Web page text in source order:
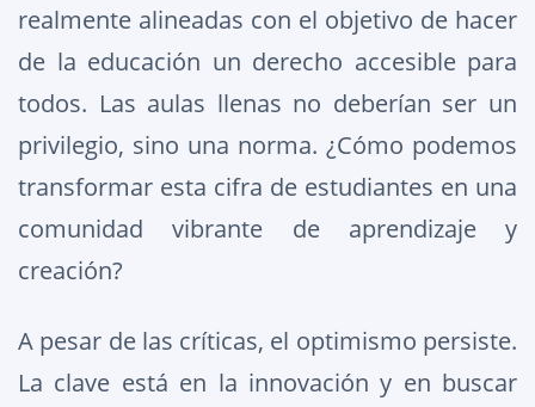
realmente alineadas con el objetivo de hacer
de la educación un derecho accesible para
todos. Las aulas llenas no deberían ser un
privilegio, sino una norma. ¿Cómo podemos
transformar esta cifra de estudiantes en una
comunidad vibrante de aprendizaje y
creación?
A pesar de las críticas, el optimismo persiste.
La clave está en la innovación y en buscar